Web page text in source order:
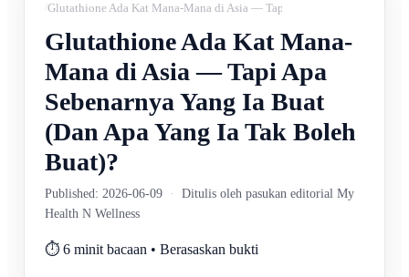
Glutathione Ada Kat Mana-Mana di Asia — Tapi Apa Sebenarnya Yang
Glutathione Ada Kat Mana-
Mana di Asia — Tapi Apa
Sebenarnya Yang Ia Buat
(Dan Apa Yang Ia Tak Boleh
Buat)?
Published: 2026-06-09 ·
Ditulis oleh pasukan editorial My
Health N Wellness
⏱️ 6 minit bacaan • Berasaskan bukti